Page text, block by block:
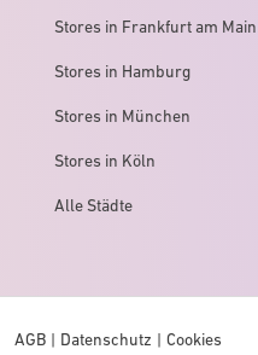
Stores in Frankfurt am Main
Stores in Hamburg
Stores in München
Stores in Köln
Alle Städte
AGB Datenschutz Cookies